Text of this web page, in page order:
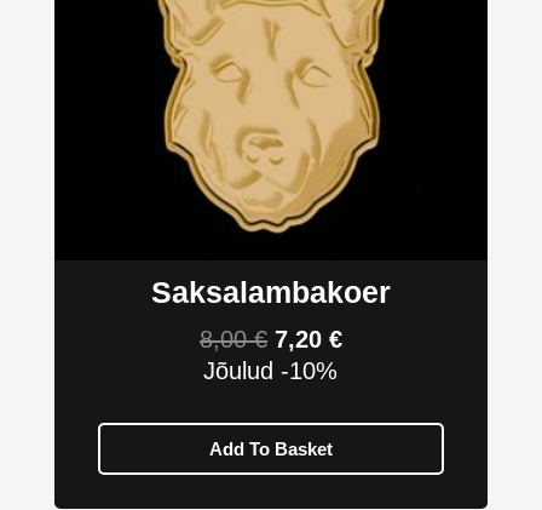
Saksalambakoer
8,00€ 7,20 €
Jõulud -10%
Add To Basket